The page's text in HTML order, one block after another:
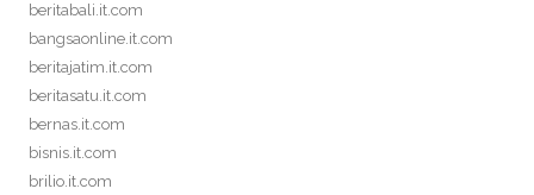
beritabali.it.com
bangsaonline.it.com
beritajatim.it.com
beritasatu.it.com
bernas.it.com
bisnis.it.com
brilio.it.com